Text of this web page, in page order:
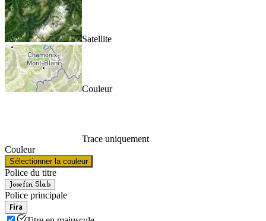
Satellite
Couleur
Trace uniquement
Couleur
Sélectionner la couleur
Police du titre
Josefin Slab
Police principale
Fira